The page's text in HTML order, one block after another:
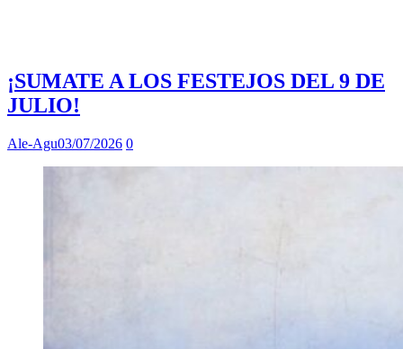
¡SUMATE A LOS FESTEJOS DEL 9 DE
JULIO!
Ale-Agu03/07/2026 0